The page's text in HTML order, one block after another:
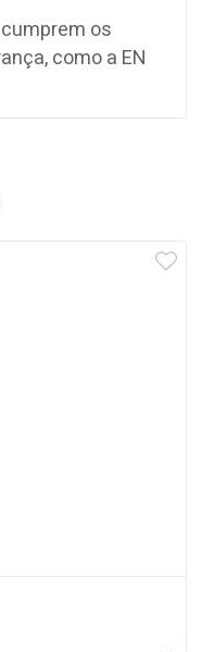
os
como a EN